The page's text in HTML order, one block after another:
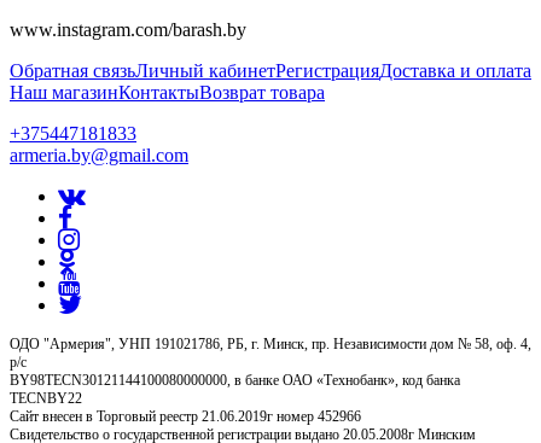
www.instagram.com/barash.by
Обратная связьЛичный кабинетРегистрацияДоставка и оплата
Наш магазинКонтактыВозврат товара
+375447181833
armeria.by@gmail.com
ОДО "Армерия", УНП 191021786, РБ, г. Минск, пр. Независимости дом № 58, оф. 4,
р/с
BY98TECN30121144100080000000, в банке ОАО «Технобанк», код банка
TECNBY22
Сайт внесен в Торговый реестр 21.06.2019г номер 452966
Свидетельство о государственной регистрации выдано 20.05.2008г Минским